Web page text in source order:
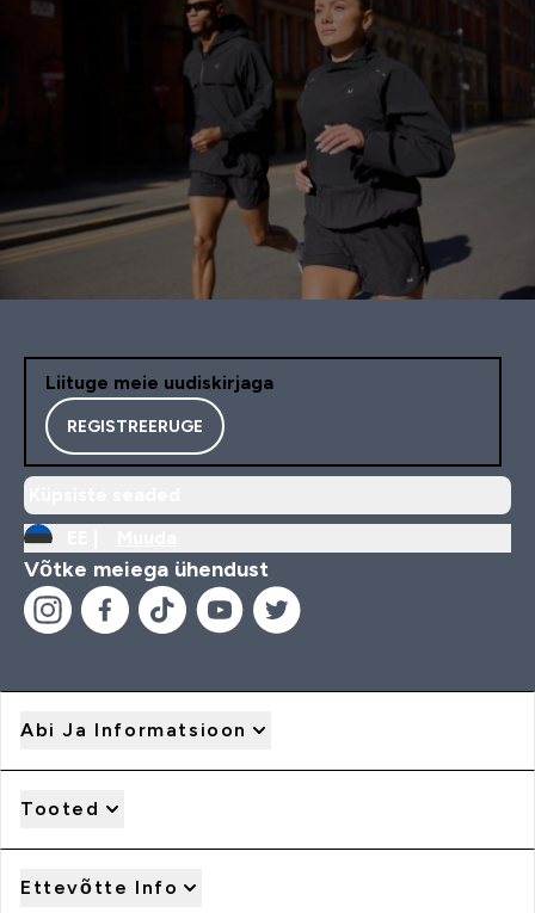
Liituge meie uudiskirjaga
REGISTREERUGE
Võtke meiega ühendust
Abi Ja Informatsioon
Tooted
Ettevõtte Info